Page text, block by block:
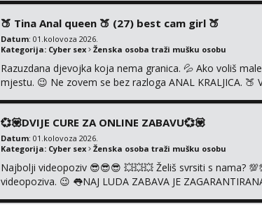
UŽIVO❌ ❌NE ...
🍑 Tina Anal queen 🍑 (27) best cam girl 🍑
Datum: 01.kolovoza 2026.
Kategorija: Cyber sex Ženska osoba traži mušku osobu
Razuzdana djevojka koja nema granica. 💦 Ako voliš
mjestu. 😉 Ne zovem se bez razloga ANAL KRALJICA.
💞💟DVIJE CURE ZA ONLINE ZABAVU💞💟
Datum: 01.kolovoza 2026.
Kategorija: Cyber sex Ženska osoba traži mušku osobu
Najbolji videopoziv 😎😎😎 💥💥💥 Želiš svrsiti s nama?
videopoziva. 😉 👅NAJ LUDA ZABAVA JE